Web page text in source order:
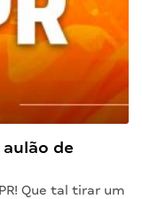
de
Que tal tirar um